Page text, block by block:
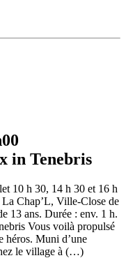
in Tenebris
10 h 30, 14 h 30 et 16 h
Chap’L, Ville-Close de
13 ans. Durée : env. 1 h.
Vous voilà propulsé
héros. Muni d’une
le village à (…)